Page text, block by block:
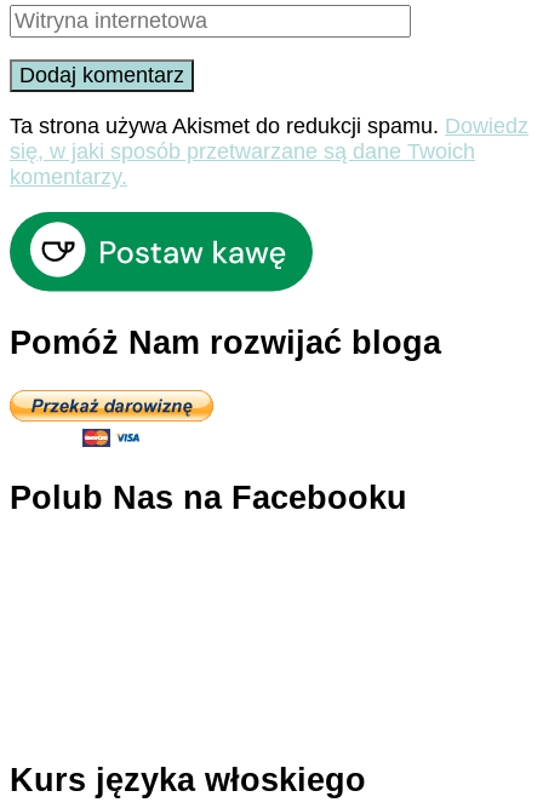
Ta strona używa Akismet do redukcji spamu. Dowiedz
się, w jaki sposób przetwarzane są dane Twoich
komentarzy.
Pomóż Nam rozwijać bloga
Polub Nas na Facebooku
Kurs języka włoskiego